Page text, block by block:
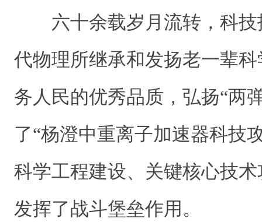
六十余载岁月流转，科
代物理所继承和发扬老一辈
务人民的优秀品质，弘扬“两
了“杨澄中重离子加速器科技
科学工程建设、关键核心技
发挥了战斗堡垒作用。